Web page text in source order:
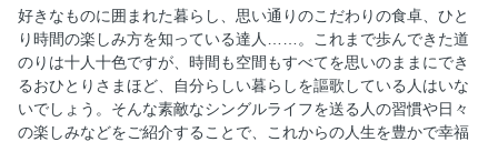
します
人生7軒目の住まいは お気に入りの家具と植物に囲まれた平
屋でした
調理器具は小さいものでじゅうぶん 洗濯も「汚れたら洗
う」にシフト
好きなものに囲まれた暮らし、思い通りのこだわりの食卓、ひと
り時間の楽しみ方を知っている達人……。これまで歩んできた道
のりは十人十色ですが、時間も空間もすべてを思いのままにでき
るおひとりさまほど、自分らしい暮らしを謳歌している人はいな
いでしょう。そんな素敵なシングルライフを送る人の習慣や日々
の楽しみなどをご紹介することで、これからの人生を豊かで幸福